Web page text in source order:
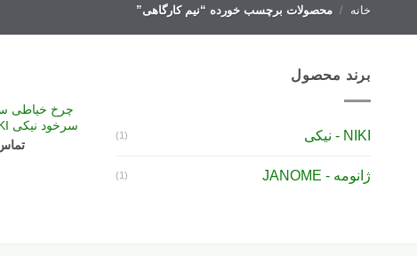
خانه / محصولات برچسب خورده “نیم کارگاهی”
برند محصول
NIKI - نیکی (1)
ژانومه - JANOME (1)
چرخ خیاطی
سرخود نیکی NIKI مدل GN1-6M